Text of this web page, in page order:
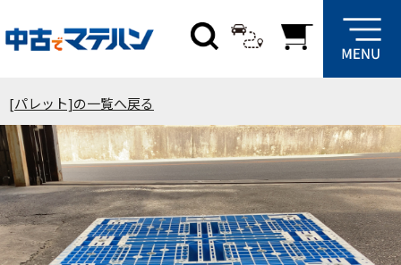
[パレット]の一覧へ戻る